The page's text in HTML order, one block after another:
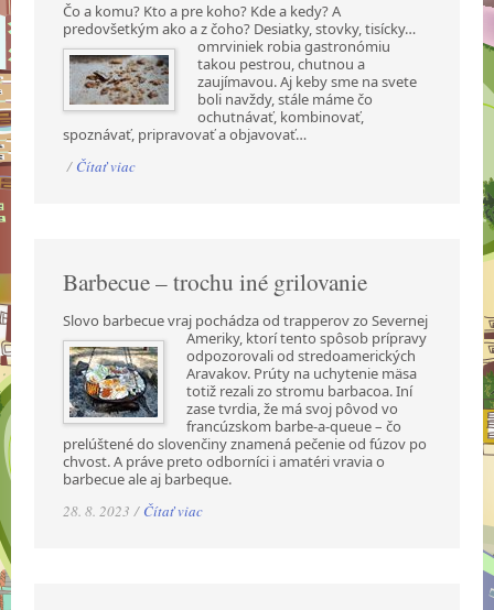
Čo a komu? Kto a pre koho? Kde a kedy? A
predovšetkým ako a z čoho? Desiatky, stovky,tisícky…
omrviniek robia gastronómiu
takou pestrou, chutnou a
zaujímavou. Aj keby sme na svete
boli navždy, stále máme čo
ochutnávať, kombinovať,
spoznávať, pripravovať a objavovať…
/ Čítať viac
Barbecue – trochu iné grilovanie
Slovo barbecue vraj pochádza od trapperov zo Severnej
Ameriky, ktorí tento spôsob prípravy
odpozorovali od stredoamerických
Aravakov. Prúty na uchytenie mäsa
totiž rezali zo stromu barbacoa. Iní
zase tvrdia, že má svoj pôvod vo
francúzskom barbe-a-queue – čo
prelúštené do slovenčiny znamená pečenie od fúzov po
chvost. A práve preto odborníci i amatéri vravia o
barbecue ale aj barbeque.
28. 8. 2023 / Čítať viac